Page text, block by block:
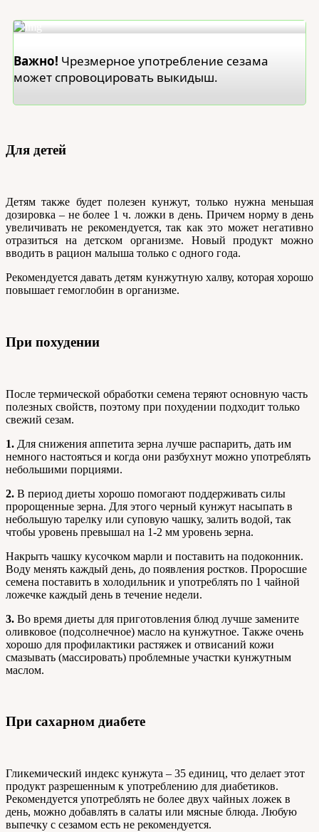
Важно! Чрезмерное употребление сезама
может спровоцировать выкидыш.
Для детей
Детям также будет полезен кунжут, только нужна меньшая
дозировка – не более 1 ч. ложки в день. Причем норму в день
увеличивать не рекомендуется, так как это может негативно
отразиться на детском организме. Новый продукт можно
вводить в рацион малыша только с одного года.
Рекомендуется давать детям кунжутную халву, которая хорошо
повышает гемоглобин в организме.
При похудении
После термической обработки семена теряют основную часть
полезных свойств, поэтому при похудении подходит только
свежий сезам.
1. Для снижения аппетита зерна лучше распарить, дать им
немного настояться и когда они разбухнут можно употреблять
небольшими порциями.
2. В период диеты хорошо помогают поддерживать силы
пророщенные зерна. Для этого черный кунжут насыпать в
небольшую тарелку или суповую чашку, залить водой, так
чтобы уровень превышал на 1-2 мм уровень зерна.
Накрыть чашку кусочком марли и поставить на подоконник.
Воду менять каждый день, до появления ростков. Проросшие
семена поставить в холодильник и употреблять по 1 чайной
ложечке каждый день в течение недели.
3. Во время диеты для приготовления блюд лучше замените
оливковое (подсолнечное) масло на кунжутное. Также очень
хорошо для профилактики растяжек и отвисаний кожи
смазывать (массировать) проблемные участки кунжутным
маслом.
При сахарном диабете
Гликемический индекс кунжута – 35 единиц, что делает этот
продукт разрешенным к употреблению для диабетиков.
Рекомендуется употреблять не более двух чайных ложек в
день, можно добавлять в салаты или мясные блюда. Любую
выпечку с сезамом есть не рекомендуется.